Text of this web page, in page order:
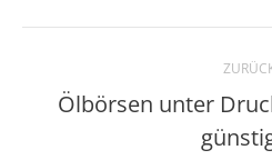
Ölbörsen unter